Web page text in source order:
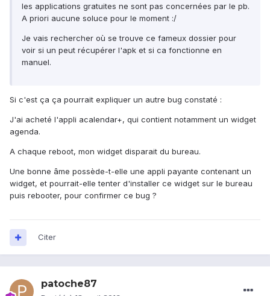
les applications gratuites ne sont pas concernées par le pb.
A priori aucune soluce pour le moment :/
Je vais rechercher où se trouve ce fameux dossier pour
voir si un peut récupérer l'apk et si ca fonctionne en
manuel.
Si c'est ça ça pourrait expliquer un autre bug constaté :
J'ai acheté l'appli acalendar+, qui contient notamment un widget
agenda.
A chaque reboot, mon widget disparait du bureau.
Une bonne âme possède-t-elle une appli payante contenant un
widget, et pourrait-elle tenter d'installer ce widget sur le bureau
puis rebooter, pour confirmer ce bug ?
Citer
patoche87